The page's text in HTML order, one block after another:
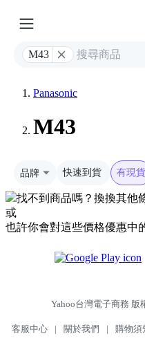
M43
Panasonic
M43
品牌 快速到貨 有現貨
找不到商品嗎？換換其他
或
也許你會對這些價格優惠中
Yahoo台灣電子商務 版
客服中心 | 關於我們 | 購物須